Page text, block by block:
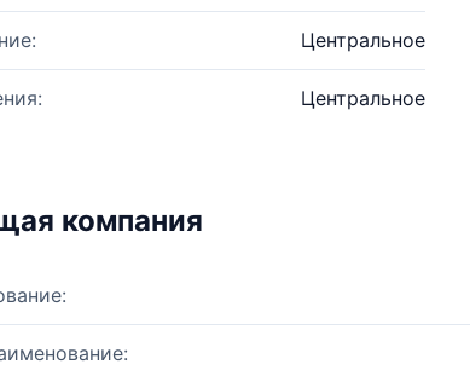
Центральное
Центральное
компания